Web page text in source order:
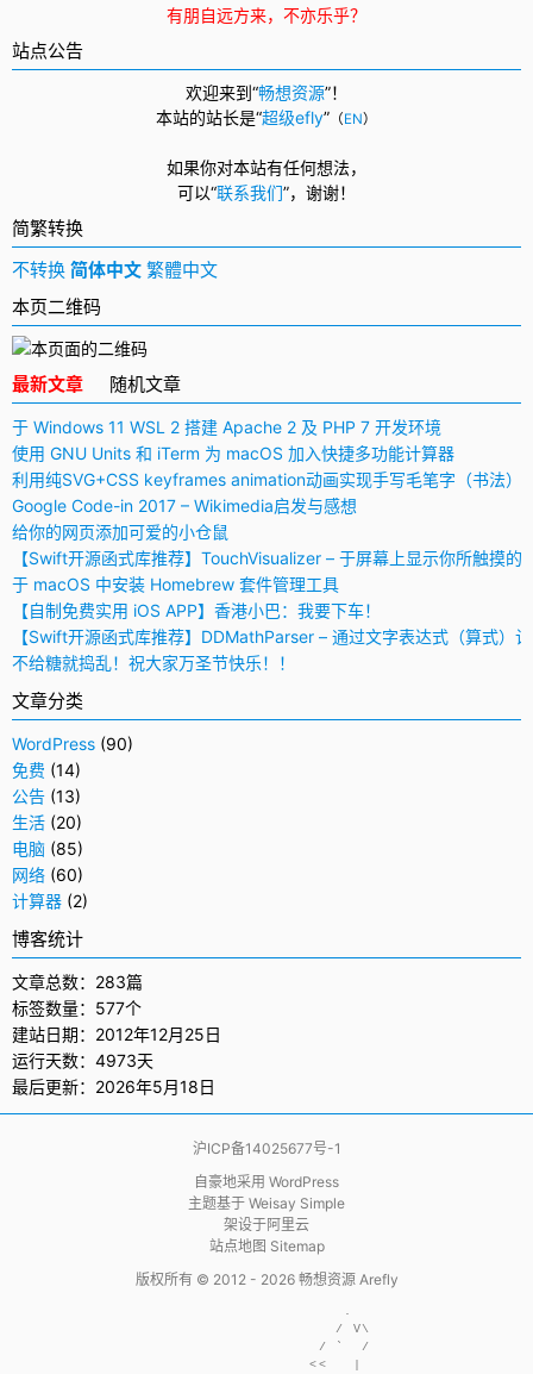
有朋自远方来，不亦乐乎？
站点公告
欢迎来到“畅想资源”！
本站的站长是“超级efly” （EN）
如果你对本站有任何想法，
可以“联系我们”， 谢谢！
简繁转换
不转换 简体中文 繁體中文
本页二维码
最新文章 随机文章
于 Windows 11 WSL 2 搭建 Apache 2 及 PHP 7 开发环境
使用 GNU Units 和 iTerm 为 macOS 加入快捷多功能计算器
利用纯SVG+CSS keyframes animation动画实现手写毛笔字（书法）
Google Code-in 2017 – Wikimedia启发与感想
给你的网页添加可爱的小仓鼠
【Swift开源函式库推荐】TouchVisualizer – 于屏幕上显示你所触摸的
于 macOS 中安装 Homebrew 套件管理工具
【自制免费实用 iOS APP】香港小巴：我要下车！
【Swift开源函式库推荐】DDMathParser – 通过文字表达式（算式）
不给糖就捣乱！祝大家万圣节快乐！！
文章分类
WordPress (90)
免费 (14)
公告 (13)
生活 (20)
电脑 (85)
网络 (60)
计算器 (2)
博客统计
文章总数：283篇
标签数量：577个
建站日期：2012年12月25日
运行天数：4973天
最后更新：2026年5月18日
沪ICP备14025677号-1
自豪地采用 WordPress
主题基于 Weisay Simple
架设于阿里云
站点地图 Sitemap
版权所有 © 2012 - 2026 畅想资源 Arefly
                     .
                    / V\
                  / `  /
                 <<   |